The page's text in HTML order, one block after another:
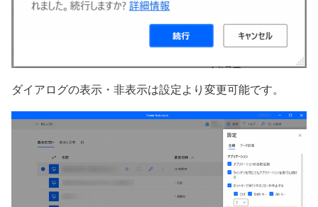
ダイアログの表示・非表示は設定より変更可能です。